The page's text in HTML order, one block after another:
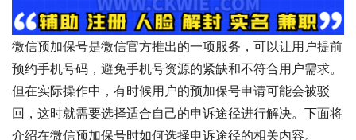
微信预加保号是微信官方推出的一项服务，可以让用户提前
预约手机号码，避免手机号资源的紧缺和不符合用户需求。
但在实际操作中，有时候用户的预加保号申请可能会被驳
回，这时就需要选择适合自己的申诉途径进行解决。下面将
介绍在微信预加保号时如何选择申诉途径的相关内容。